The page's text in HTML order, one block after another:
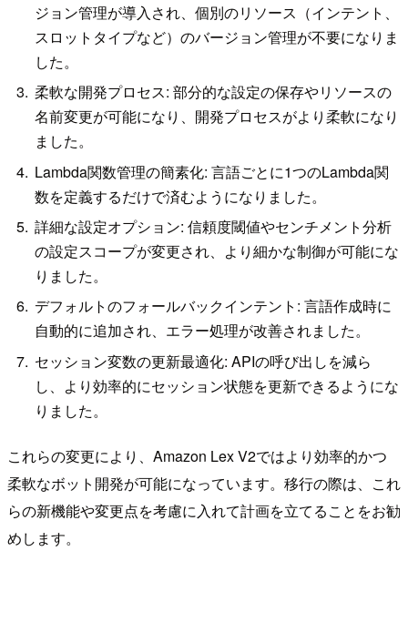
ジョン管理が導入され、個別のリソース（インテント、
スロットタイプなど）のバージョン管理が不要になりま
した。
柔軟な開発プロセス: 部分的な設定の保存やリソースの
名前変更が可能になり、開発プロセスがより柔軟になり
ました。
Lambda関数管理の簡素化: 言語ごとに1つのLambda関
数を定義するだけで済むようになりました。
詳細な設定オプション: 信頼度閾値やセンチメント分析
の設定スコープが変更され、より細かな制御が可能にな
りました。
デフォルトのフォールバックインテント: 言語作成時に
自動的に追加され、エラー処理が改善されました。
セッション変数の更新最適化: APIの呼び出しを減ら
し、より効率的にセッション状態を更新できるようにな
りました。
これらの変更により、Amazon Lex V2ではより効率的かつ
柔軟なボット開発が可能になっています。移行の際は、これ
らの新機能や変更点を考慮に入れて計画を立てることをお勧
めします。